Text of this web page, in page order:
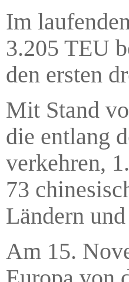
Im
3.205 TEU
den ersten
Mit Stand
die entlang
verkehren,
73
Ländern
Am 15.